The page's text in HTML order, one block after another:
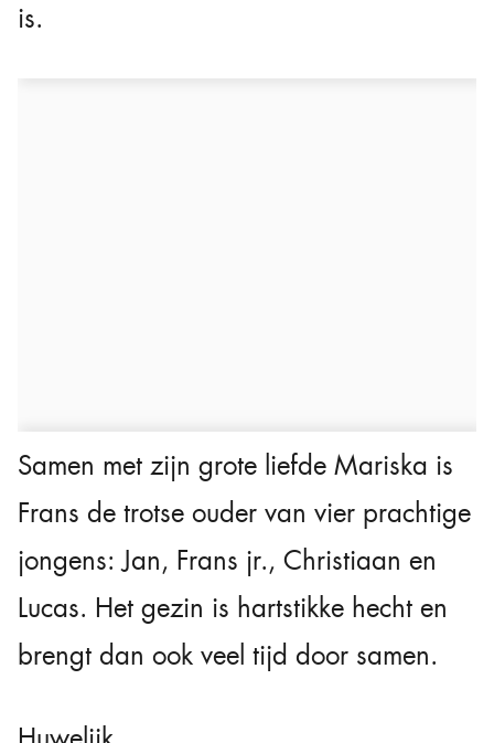
is.
Samen met zijn grote liefde Mariska is
Frans de trotse ouder van vier prachtige
jongens: Jan, Frans jr., Christiaan en
Lucas. Het gezin is hartstikke hecht en
brengt dan ook veel tijd door samen.